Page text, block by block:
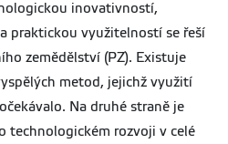
inovativností,
praktickou využitelností se řeší
zemědělství (PZ). Existuje
metod, jejichž využití
Na druhé straně je
technologickém rozvoji v celé